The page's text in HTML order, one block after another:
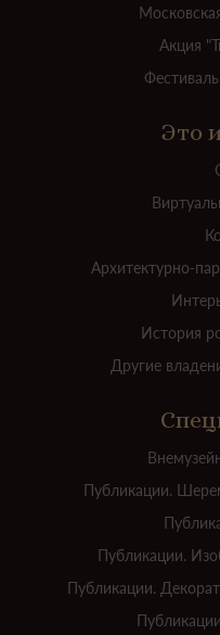
Акция
Это
Архитектурно-
История
Другие
Публикации.
Публикации.
Публикации.